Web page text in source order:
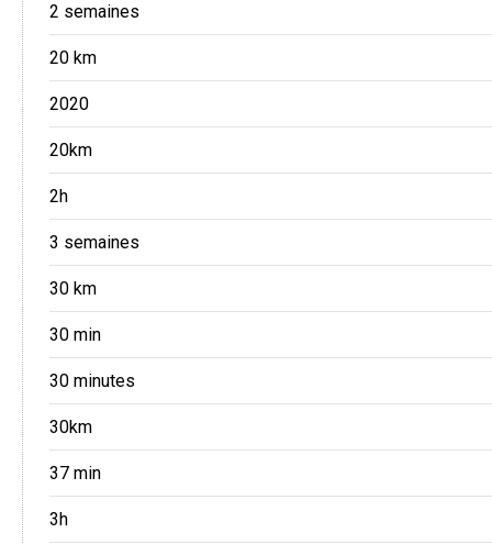
2 semaines
20 km
2020
20km
2h
3 semaines
30 km
30 min
30 minutes
30km
37 min
3h